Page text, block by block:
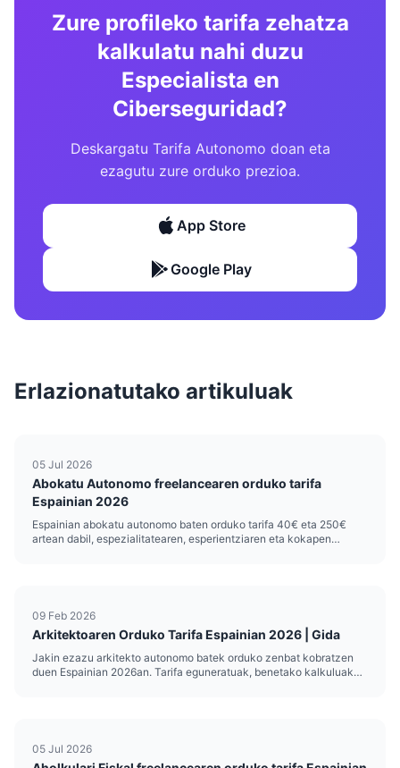
Zure profileko tarifa zehatza
kalkulatu nahi duzu
Especialista en
Ciberseguridad?
Deskargatu Tarifa Autonomo doan eta
ezagutu zure orduko prezioa.
App Store
Google Play
Erlazionatutako artikuluak
05 Jul 2026
Abokatu Autonomo freelancearen orduko tarifa
Espainian 2026
Espainian abokatu autonomo baten orduko tarifa 40€ eta 250€
artean dabil, espezialitatearen, esperientziaren eta kokapen
09 Feb 2026
Arkitektoaren Orduko Tarifa Espainian 2026 | Gida
Jakin ezazu arkitekto autonomo batek orduko zenbat kobratzen
duen Espainian 2026an. Tarifa eguneratuak, benetako kalkuluak
05 Jul 2026